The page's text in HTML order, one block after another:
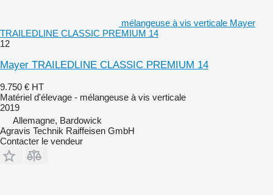
mélangeuse à vis verticale Mayer
TRAILEDLINE CLASSIC PREMIUM 14
12
Mayer TRAILEDLINE CLASSIC PREMIUM 14
9.750 € HT
Matériel d'élevage - mélangeuse à vis verticale
2019
Allemagne, Bardowick
Agravis Technik Raiffeisen GmbH
Contacter le vendeur